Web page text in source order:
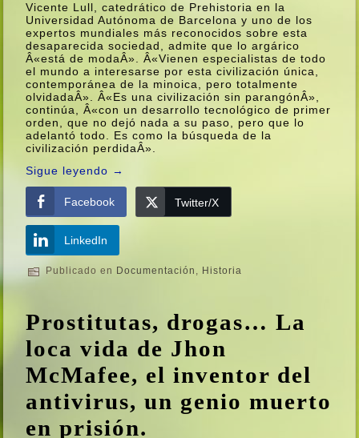
Vicente Lull, catedrático de Prehistoria en la
Universidad Autónoma de Barcelona y uno de los
expertos mundiales más reconocidos sobre esta
desaparecida sociedad, admite que lo argárico
Â«está de modaÂ». Â«Vienen especialistas de todo
el mundo a interesarse por esta civilización única,
contemporánea de la minoica, pero totalmente
olvidadaÂ». Â«Es una civilización sin parangónÂ»,
continúa, Â«con un desarrollo tecnológico de primer
orden, que no dejó nada a su paso, pero que lo
adelantó todo. Es como la búsqueda de la
civilización perdidaÂ».
Sigue leyendo →
Facebook Twitter/X
LinkedIn
Publicado en Documentación , Historia
Prostitutas, drogas… La
loca vida de Jhon
McMafee, el inventor del
antivirus, un genio muerto
en prisión.